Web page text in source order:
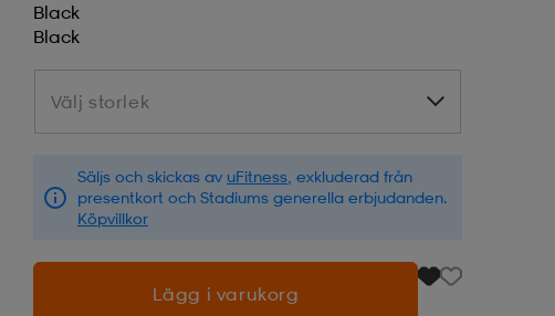
Black
Black
Välj storlek
Välj storlek
Säljs och skickas av uFitness , exkluderad från
presentkort och Stadiums generella erbjudanden.
Köpvillkor
Lägg i varukorg